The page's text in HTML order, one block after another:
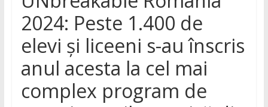
2024: Peste 1.400 de
elevi și liceeni s-au înscris
anul acesta la cel mai
complex program de